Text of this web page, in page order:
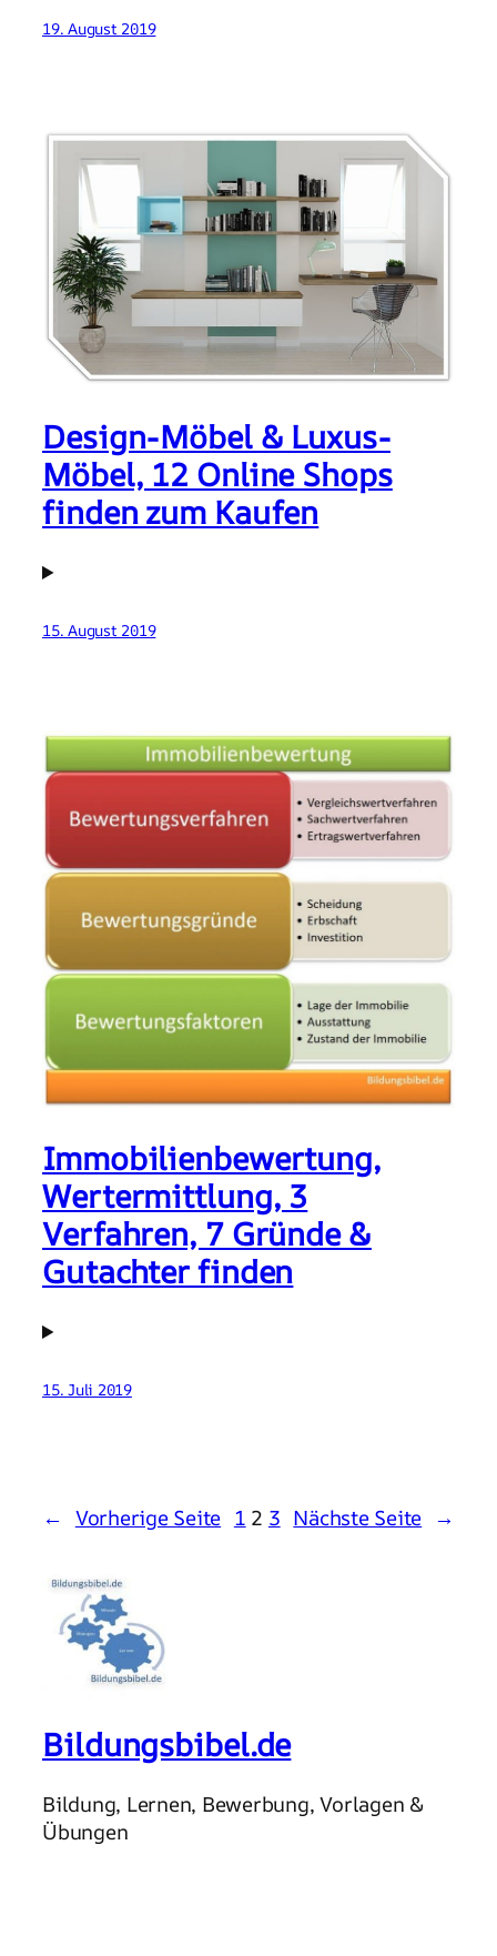
19. August 2019
Design-Möbel & Luxus-
Möbel, 12 Online Shops
finden zum Kaufen
15. August 2019
Immobilienbewertung,
Wertermittlung, 3
Verfahren, 7 Gründe &
Gutachter finden
15. Juli 2019
← Vorherige Seite 1 2 3 Nächste Seite →
Bildungsbibel.de
Bildung, Lernen, Bewerbung, Vorlagen &
Übungen